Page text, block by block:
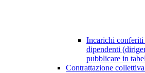
Incarichi conferiti
dipendenti
pubblicare in
Contrattazione collettiva